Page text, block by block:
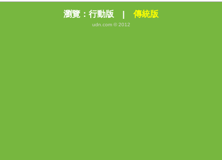
瀏覽： 行動版 | 傳統版
udn.com © 2012